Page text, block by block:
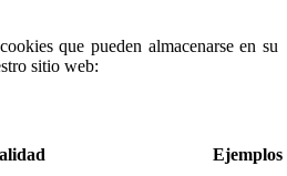
que pueden almacenarse en su
sitio web:
Ejemplos